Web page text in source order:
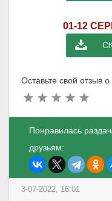
01-12
Оставьте свой отзыв
Понравилась
друзьям:
3-07-2022, 16:01